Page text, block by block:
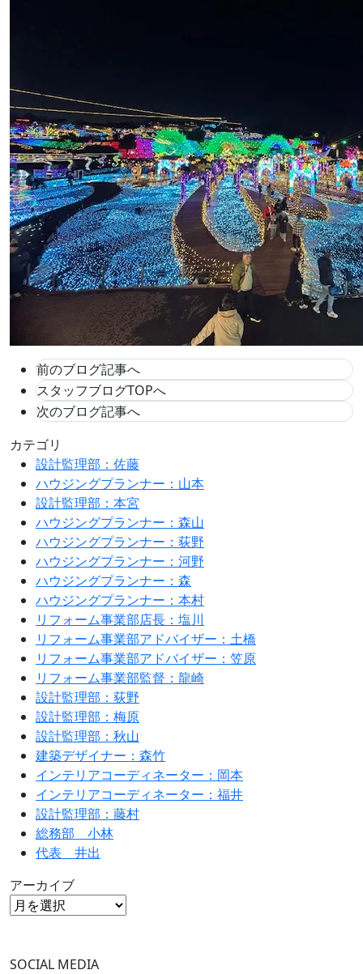
前のブログ記事へ
スタッフブログTOPへ
次のブログ記事へ
カテゴリ
設計監理部：佐藤
ハウジングプランナー：山本
設計監理部：本宮
ハウジングプランナー：森山
ハウジングプランナー：荻野
ハウジングプランナー：河野
ハウジングプランナー：森
ハウジングプランナー：本村
リフォーム事業部店長：塩川
リフォーム事業部アドバイザー：土橋
リフォーム事業部アドバイザー：笠原
リフォーム事業部監督：龍崎
設計監理部：荻野
設計監理部：梅原
設計監理部：秋山
建築デザイナー：森竹
インテリアコーディネーター：岡本
インテリアコーディネーター：福井
設計監理部：藤村
総務部 小林
代表 井出
アーカイブ
SOCIAL MEDIA